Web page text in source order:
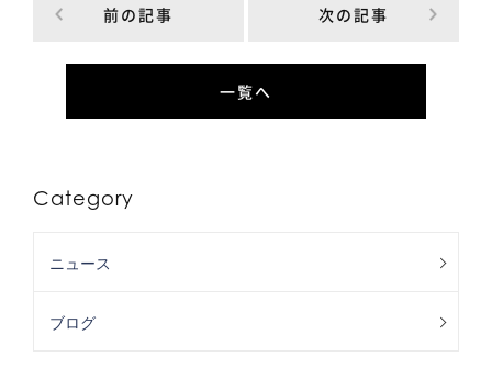
前の記事 次の記事
一覧へ
Category
ニュース
ブログ